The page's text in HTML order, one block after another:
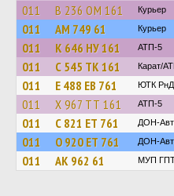
011 В 236 ОМ 161 Курьер
011 АМ 749 61 Курьер
011 К 646 НУ 161 АТП-5
011 С 545 ТК 161 Карат/
011 Е 488 ЕВ 761 ЮТК РнД
011 Х 967 ТТ 161 АТП-5
011 С 821 ЕТ 761 ДОН-
011 О 920 ЕТ 761 ДОН-
011 АК 962 61 МУП